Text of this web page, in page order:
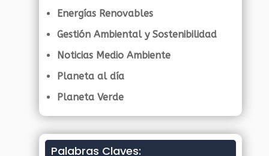
Energías Renovables
Gestión Ambiental y Sostenibilidad
Noticias Medio Ambiente
Planeta al día
Planeta Verde
Palabras Claves: